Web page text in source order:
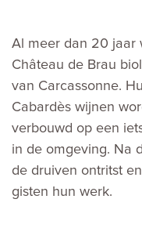
Al meer dan 20 jaar
Château de Brau
van Carcassonne.
Cabardès wijnen
verbouwd op een
in de omgeving. Na
de druiven ontritst
gisten hun werk.